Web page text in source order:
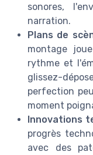
sonores,
narration.
Plans de
montage
rythme et
glissez-
perfection
moment
Innovations
progrès
avec des